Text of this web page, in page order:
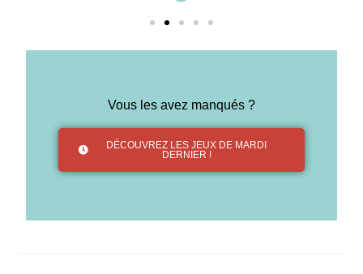
Vous les avez manqués ?
DÉCOUVREZ LES JEUX DE MARDI
DERNIER !